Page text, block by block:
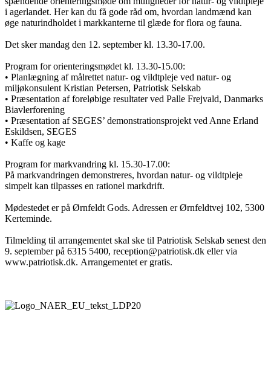
i agerlandet. Her kan du få gode råd om, hvordan landmænd kan
øge naturindholdet i markkanterne til glæde for flora og fauna.
Det sker mandag den 12. september kl. 13.30-17.00.
Program for orienteringsmødet kl. 13.30-15.00:
• Planlægning af målrettet natur- og vildtpleje ved natur- og
miljøkonsulent Kristian Petersen, Patriotisk Selskab
• Præsentation af foreløbige resultater ved Palle Frejvald, Danmarks
Biavlerforening
• Præsentation af SEGES’ demonstrationsprojekt ved Anne Erland
Eskildsen, SEGES
• Kaffe og kage
Program for markvandring kl. 15.30-17.00:
På markvandringen demonstreres, hvordan natur- og vildtpleje
simpelt kan tilpasses en rationel markdrift.
Mødestedet er på Ørnfeldt Gods. Adressen er Ørnfeldtvej 102, 5300
Kerteminde.
Tilmelding til arrangementet skal ske til Patriotisk Selskab senest den
9. september på 6315 5400, reception@patriotisk.dk eller via
www.patriotisk.dk. Arrangementet er gratis.